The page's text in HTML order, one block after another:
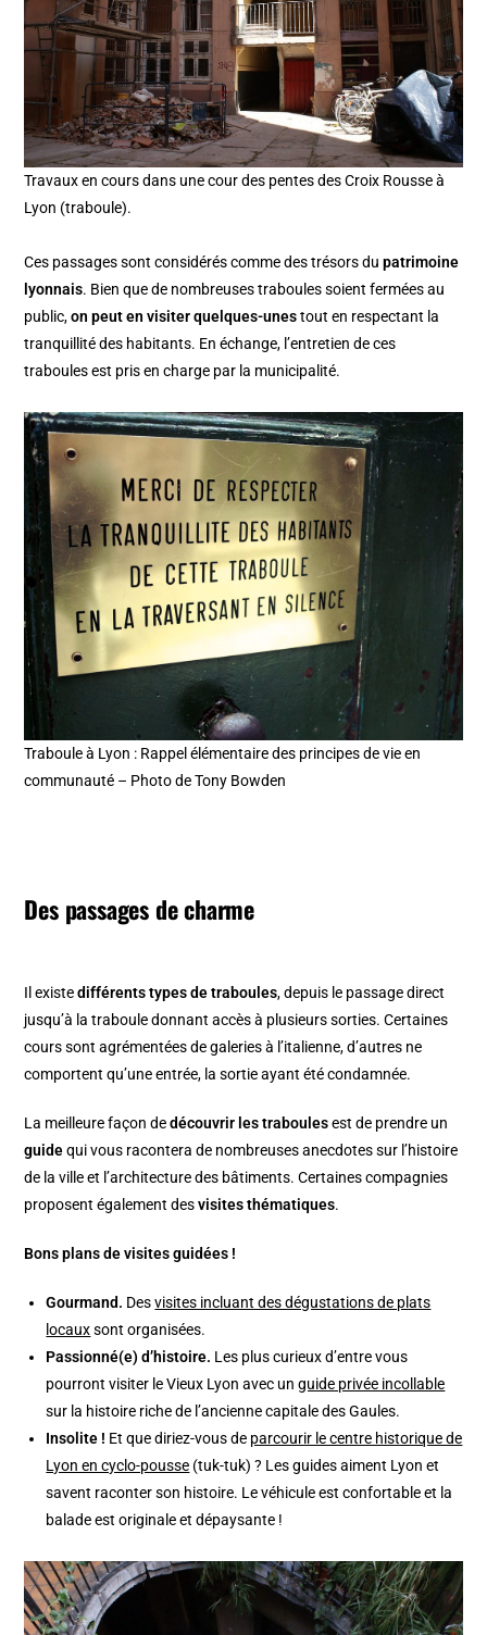
Travaux en cours dans une cour des pentes des Croix Rousse à
Lyon (traboule).
Ces passages sont considérés comme des trésors dupatrimoine
lyonnais. Bien que de nombreuses traboules soient fermées au
public,on peut en visiter quelques-unestout en respectant la
tranquillité des habitants. En échange, l’entretien de ces
traboules est pris en charge par la municipalité.
Traboule à Lyon : Rappel élémentaire des principes de vie en
communauté – Photo de Tony Bowden
Des passages de charme
Il existedifférents types de traboules, depuis le passage direct
jusqu’à la traboule donnant accès à plusieurs sorties. Certaines
cours sont agrémentées de galeries à l’italienne, d’autres ne
comportent qu’une entrée, la sortie ayant été condamnée.
La meilleure façon dedécouvrir les traboulesest de prendre un
guidequi vous racontera de nombreuses anecdotes sur l’histoire
de la ville et l’architecture des bâtiments. Certaines compagnies
proposent également desvisites thématiques.
Bons plans de visites guidées !
Gourmand. Desvisites incluant des dégustations de plats
locauxsont organisées.
Passionné(e) d’histoire. Les plus curieux d’entre vous
pourront visiter le Vieux Lyon avec unguide privée incollable
sur la histoire riche de l’ancienne capitale des Gaules.
Insolite ! Et que diriez-vous de parcourir le centre historique de
Lyon en cyclo-pousse (tuk-tuk) ? Les guides aiment Lyon et
savent raconter son histoire. Le véhicule est confortable et la
balade est originale et dépaysante !